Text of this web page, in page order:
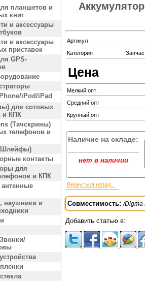
планшетов и
книг
и аксессуары
и аксессуары
приставок
GPS-
iPod/iPad
для сотовых
и КПК
(Тачскрины)
телефонов и
контакты
для
и КПК
наушники и
Артикул
Категория
Цена
Мелкий опт
Средний опт
Крупный опт
Наличие на складе:
нет в наличии
Вернуться назад...
Совместимость:/Digma
Добавить статью в: